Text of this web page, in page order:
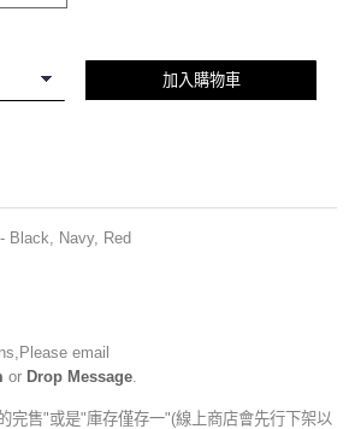
加入購物車
Black, Navy, Red
email
or Drop Message
完售"或是"庫存僅存一"(線上商店會先行下架以